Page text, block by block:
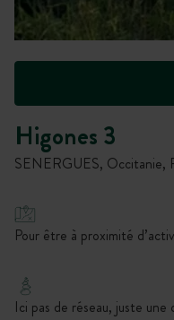
Higones 3
SENERGUES, Occitanie,
Pour être à proximité
Ici pas de réseau, juste